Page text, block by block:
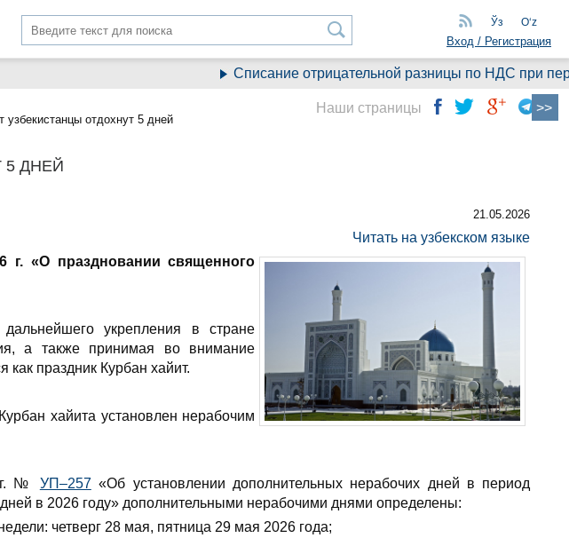
Ўз Oʻz
Вход / Регистрация
Списание отрицательной разницы по НДС при
узбекистанцы отдохнут 5 дней
5 ДНЕЙ
21.05.2026
Читать на узбекском языке
г. «О праздновании священного
укрепления в стране
а также принимая во внимание
праздник Курбан хайит.
хайита установлен нерабочим
г. № УП–257«Об установлении дополнительных нерабочих дней в период
в 2026 году» дополнительными нерабочими днями определены:
четверг 28 мая, пятница 29 мая 2026 года;
Наши страницы